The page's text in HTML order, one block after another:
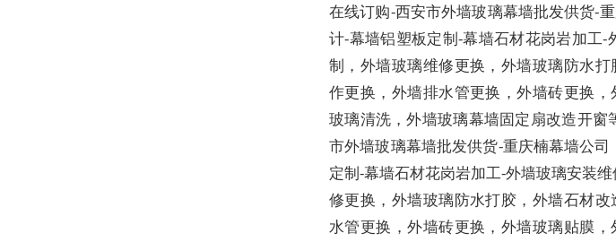
在线订购-西安市外墙玻璃幕墙批发供货-
计-幕墙铝塑板定制-幕墙石材花岗岩加工-
制，外墙玻璃维修更换，外墙玻璃防水
作更换，外墙排水管更换，外墙砖更换
玻璃清洗，外墙玻璃幕墙固定扇改造开窗
市外墙玻璃幕墙批发供货-重庆楠幕墙公司
定制-幕墙石材花岗岩加工-外墙玻璃安装维
修更换，外墙玻璃防水打胶，外墙石材
水管更换，外墙砖更换，外墙玻璃贴膜